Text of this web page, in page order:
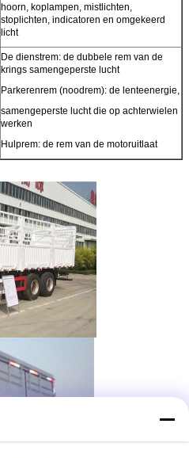
hoorn, koplampen, mistlichten,
stoplichten, indicatoren en omgekeerd
licht
De dienstrem: de dubbele rem van de
krings samengeperste lucht
Parkerenrem (noodrem): de lenteenergie,
samengeperste lucht die op achterwielen
werken
Hulprem: de rem van de motoruitlaat